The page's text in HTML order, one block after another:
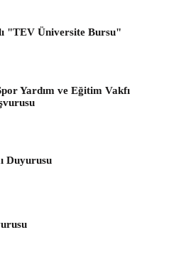
"TEV Üniversite Bursu"
Yardım ve Eğitim Vakfı
Duyurusu